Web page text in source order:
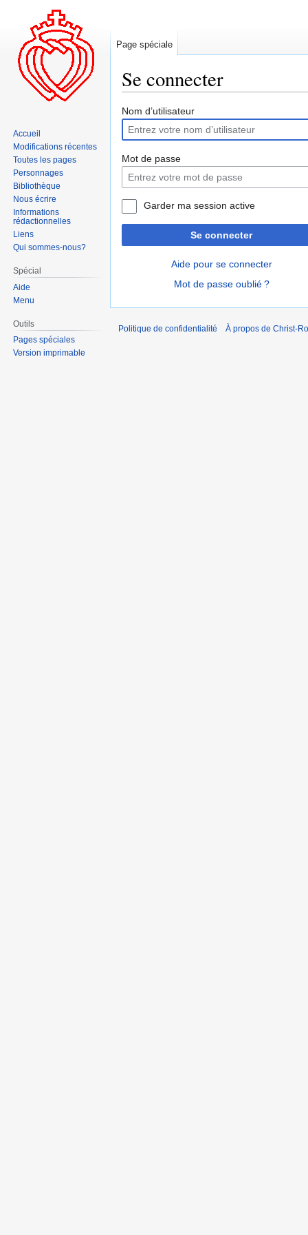
Se connecter
Aller
la
navigation
Aller
la
recherche
Nom d’utilisateur
Mot de passe
Garder ma session active
Se connecter
Aide pour se connecter
Mot de passe oublié ?
Page spéciale
Accueil
Modifications récentes
Toutes les pages
Personnages
Bibliothèque
Nous écrire
Informations
rédactionnelles
Liens
Qui sommes-nous?
Spécial
Aide
Menu
Outils
Pages spéciales
Version imprimable
Politique de confidentialité À propos de Christ-